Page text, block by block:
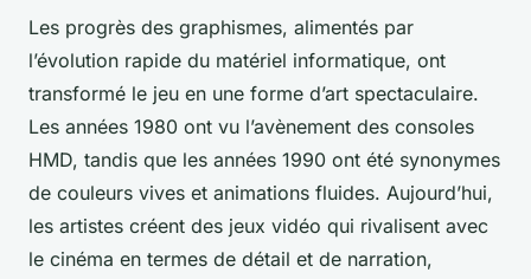
Les progrès des graphismes, alimentés par
l’évolution rapide du matériel informatique, ont
transformé le jeu en une forme d’art spectaculaire.
Les années 1980 ont vu l’avènement des consoles
HMD, tandis que les années 1990 ont été synonymes
de couleurs vives et animations fluides. Aujourd’hui,
les artistes créent des jeux vidéo qui rivalisent avec
le cinéma en termes de détail et de narration,